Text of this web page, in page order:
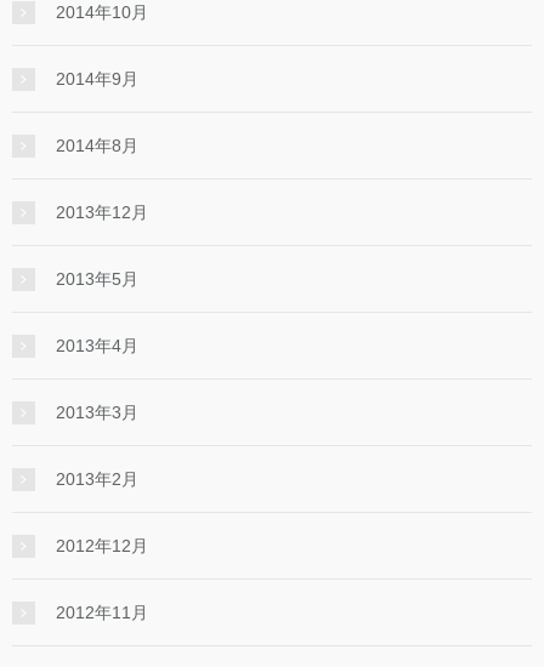
2014年10月
2014年9月
2014年8月
2013年12月
2013年5月
2013年4月
2013年3月
2013年2月
2012年12月
2012年11月